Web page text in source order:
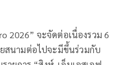
2026” จะจัดต่อเนื่องรวม 6
สนามต่อไปจะมีขึ้นร่วมกับ